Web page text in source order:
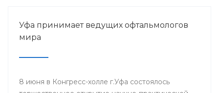
систематическим занятиям физической культурой
и спортом, укрепления здоровья работников
сферы здравоохранения.
Уфа принимает ведущих офтальмологов
мира
8 июня в Конгресс-холле г.Уфа состоялось